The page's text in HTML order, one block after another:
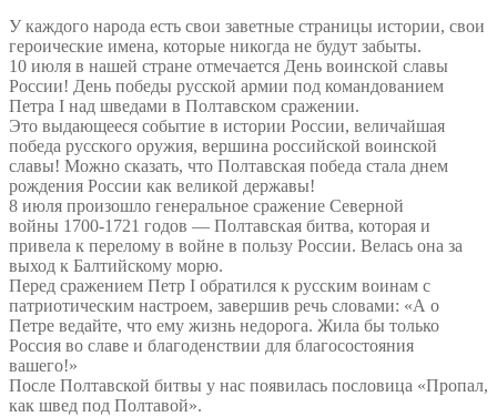
У каждого народа есть свои заветные страницы истории, свои
героические имена, которые никогда не будут забыты.
10 июля в нашей стране отмечается День воинской славы
России! День победы русской армии под командованием
Петра I над шведами в Полтавском сражении.
Это выдающееся событие в истории России, величайшая
победа русского оружия, вершина российской воинской
славы! Можно сказать, что Полтавская победа стала днем
рождения России как великой державы!
8 июля произошло генеральное сражение Северной
войны 1700-1721 годов — Полтавская битва, которая и
привела к перелому в войне в пользу России. Велась она за
выход к Балтийскому морю.
Перед сражением Петр I обратился к русским воинам с
патриотическим настроем, завершив речь словами: «А о
Петре ведайте, что ему жизнь недорога. Жила бы только
Россия во славе и благоденствии для благосостояния
вашего!»
После Полтавской битвы у нас появилась пословица «Пропал,
как швед под Полтавой».